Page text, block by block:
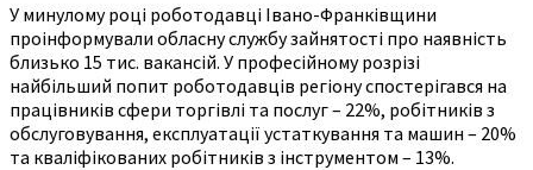
У минулому році роботодавці Івано-Франківщини
проінформували обласну службу зайнятості про наявність
близько 15 тис. вакансій. У професійному розрізі
найбільший попит роботодавців регіону спостерігався на
працівників сфери торгівлі та послуг – 22%, робітників з
обслуговування, експлуатації устаткування та машин – 20%
та кваліфікованих робітників з інструментом – 13%.